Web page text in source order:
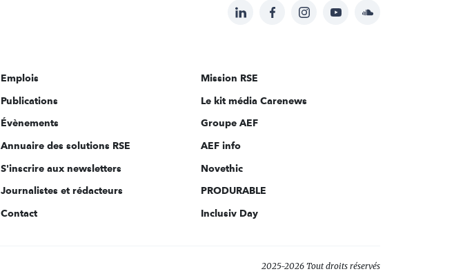
Suivez-
sur:
LinkedInFacebookInstagramYouTubeSoundcloud
Emplois
Publications
Évènements
Annuaire des solutions RSE
S'inscrire aux newsletters
Journalistes et rédacteurs
Contact
Mission RSE
Le kit média Carenews
Groupe AEF
AEF info
Novethic
PRODURABLE
Inclusiv Day
2025-2026 Tout droits réservés